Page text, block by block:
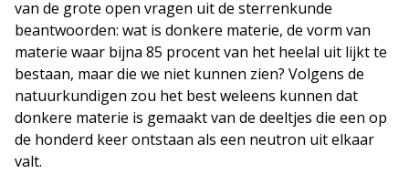
van de grote open vragen uit de sterrenkunde
beantwoorden: wat is donkere materie, de vorm van
materie waar bijna 85 procent van het heelal uit lijkt te
bestaan, maar die we niet kunnen zien? Volgens de
natuurkundigen zou het best weleens kunnen dat
donkere materie is gemaakt van de deeltjes die een op
de honderd keer ontstaan als een neutron uit elkaar
valt.